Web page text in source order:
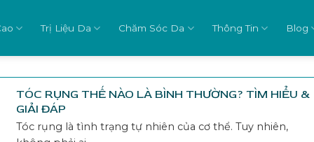
Trị Liệu Da Chăm Sóc Da Thông Tin Blog
TÓC RỤNG THẾ NÀO LÀ BÌNH THƯỜNG? TÌM HIỂU &
GIẢI ĐÁP
Tóc rụng là tình trạng tự nhiên của cơ thể. Tuy nhiên,